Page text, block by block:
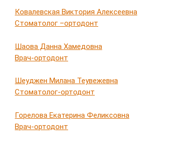
Ковалевская Виктория Алексеевна
Стоматолог –ортодонт
Шаова Данна Хамедовна
Врач-ортодонт
Шеуджен Милана Теувежевна
Стоматолог-ортодонт
Горелова Екатерина Феликсовна
Врач-ортодонт